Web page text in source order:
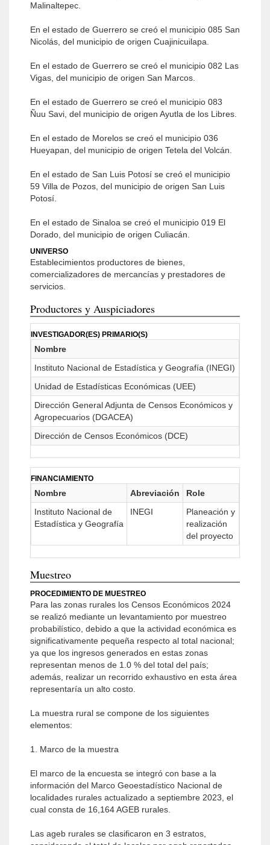
Malinaltepec.
En el estado de Guerrero se creó el municipio 085 San
Nicolás, del municipio de origen Cuajinicuilapa.
En el estado de Guerrero se creó el municipio 082 Las
Vigas, del municipio de origen San Marcos.
En el estado de Guerrero se creó el municipio 083
Ñuu Savi, del municipio de origen Ayutla de los Libres.
En el estado de Morelos se creó el municipio 036
Hueyapan, del municipio de origen Tetela del Volcán.
En el estado de San Luis Potosí se creó el municipio
59 Villa de Pozos, del municipio de origen San Luis
Potosí.
En el estado de Sinaloa se creó el municipio 019 El
Dorado, del municipio de origen Culiacán.
UNIVERSO
Establecimientos productores de bienes,
comercializadores de mercancías y prestadores de
servicios.
Productores y Auspiciadores
INVESTIGADOR(ES) PRIMARIO(S)
Nombre
Instituto Nacional de Estadística y Geografía (INEGI)
Unidad de Estadísticas Económicas (UEE)
Dirección General Adjunta de Censos Económicos y
Agropecuarios (DGACEA)
Dirección de Censos Económicos (DCE)
FINANCIAMIENTO
Nombre Abreviación
Role
Instituto Nacional de
Estadística y Geografía
INEGI
Planeación y
realización
del proyecto
Muestreo
PROCEDIMIENTO DE MUESTREO
Para las zonas rurales los Censos Económicos 2024
se realizó mediante un levantamiento por muestreo
probabilístico, debido a que la actividad económica es
significativamente pequeña respecto al total nacional;
ya que los ingresos generados en estas zonas
representan menos de 1.0 % del total del país;
además, realizar un recorrido exhaustivo en esta área
representaría un alto costo.
La muestra rural se compone de los siguientes
elementos:
1. Marco de la muestra
El marco de la encuesta se integró con base a la
información del Marco Geoestadístico Nacional de
localidades rurales actualizado a septiembre 2023, el
cual consta de 16,164 AGEB rurales.
Las ageb rurales se clasificaron en 3 estratos,